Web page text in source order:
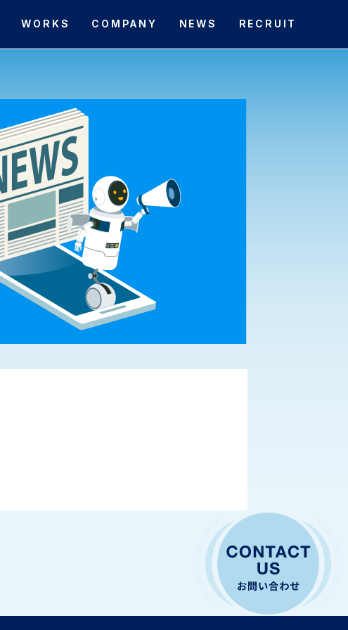
WORKS COMPANY NEWS RECRUIT